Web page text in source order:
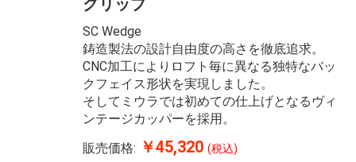
グリップ
SC Wedge
鋳造製法の設計自由度の高さを徹底追求。
CNC加工によりロフト毎に異なる独特なバッ
クフェイス形状を実現しました。
そしてミウラでは初めての仕上げとなるヴィ
ンテージカッパーを採用。
販売価格: ￥45,320(税込)